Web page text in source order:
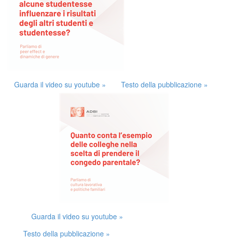
Guarda il video su youtube » Testo della pubblicazione »
Guarda il video su youtube »
Testo della pubblicazione »